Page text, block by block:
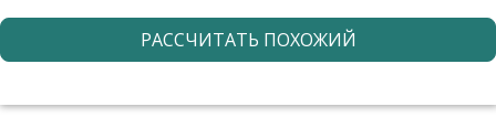
РАССЧИТАТЬ ПОХОЖИЙ